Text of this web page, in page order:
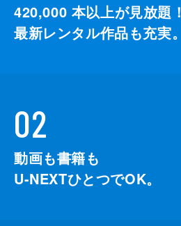
420,000 本以上が見放題！
最新レンタル作品も充実。
02
動画も書籍も
U-NEXTひとつでOK。